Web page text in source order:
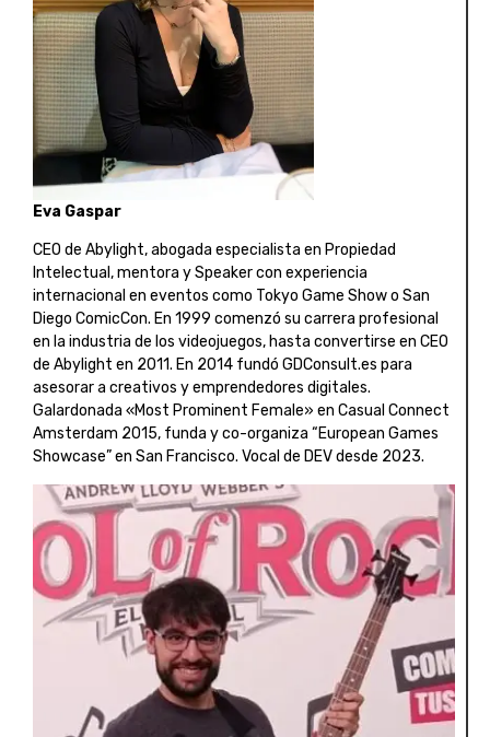
Eva Gaspar
CEO de Abylight, abogada especialista en Propiedad
Intelectual, mentora y Speaker con experiencia
internacional en eventos como Tokyo Game Show o San
Diego ComicCon. En 1999 comenzó su carrera profesional
en la industria de los videojuegos, hasta convertirse en CEO
de Abylight en 2011. En 2014 fundó GDConsult.es para
asesorar a creativos y emprendedores digitales.
Galardonada «Most Prominent Female» en Casual Connect
Amsterdam 2015, funda y co-organiza “European Games
Showcase” en San Francisco. Vocal de DEV desde 2023.